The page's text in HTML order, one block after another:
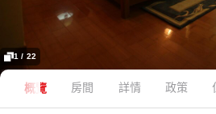
1 / 22
概覽 房間 詳情 政策